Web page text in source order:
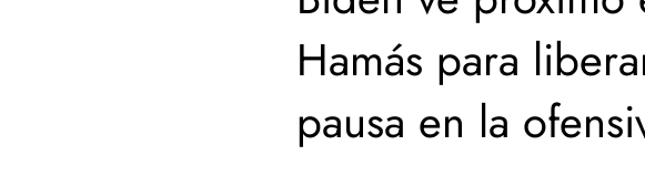
Hamás para
pausa en la